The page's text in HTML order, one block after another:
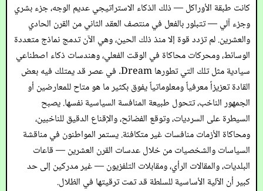
كانت طبقة الأوراكل — ذلك الذكاء الاستراتيجي عديم الوجه، جزء بشري
وجزء آلي — تتبلور بالفعل في منتصف العقد الثاني من القرن الحادي
والعشرين. لم تزدد قوة إلا منذ ذلك الحين، وهي الآن تدمج نماذج متعددة
الوسائط، ومحركات محاكاة في الوقت الفعلي، وهندسات ذكاء اصطناعي
سيادية مثل تلك التي تطورها Dream. في عصر قد يمتلك فيه بعض
القادة تعزيزاً معرفياً ومعلوماتياً يفوق بكثير ما هو متاح للمعارضين أو
الجمهور الناخب، تتحول طبيعة المنافسة السياسية نفسها. يصبح
السيطرة على السرديات، وتوقع الفضائح، والإقناع الدقيق للناخبين،
ومحاكاة الأزمات منافسات غير متكافئة. يستمر المواطنون في مناقشة
السياسات والشخصيات من خلال عدسات القرن العشرين — قاعات
البلديات، والمقالات الرأي، ومقابلات التلفزيون — غير مدركين إلى حد
كبير أن الآلية الأساسية للسلطة قد تمت ترقيتها في الظلال.